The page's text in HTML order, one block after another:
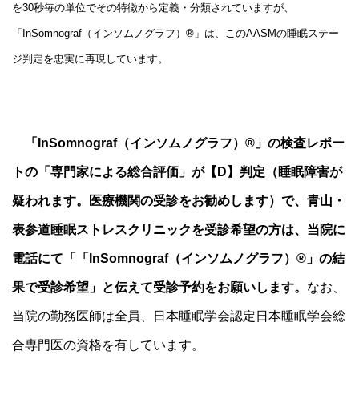
を30秒毎の単位でその特徴から定義・分類されていますが、
「InSomnograf（インソムノグラフ）®」は、このAASMの睡眠ステー
ジ判定を忠実に再現しています。
「InSomnograf（インソムノグラフ）®」の検査レポー
トの「専門家による総合評価」が【D】判定（睡眠障害が
疑われます。医療機関の受診をお勧めします）で、青山・
表参道睡眠ストレスクリニックを受診希望の方は、当院に
電話にて「「InSomnograf（インソムノグラフ）®」の結
果で受診希望」と伝えて受診予約をお願いします。 なお、
当院の勤務医師は全員、日本睡眠学会認定日本睡眠学会総
合専門医の資格を有しています。